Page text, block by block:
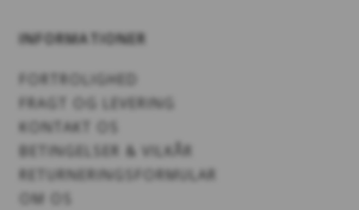
INFORMATIONER
FORTROLIGHED
FRAGT OG LEVERING
KONTAKT OS
BETINGELSER & VILKÅR
RETURNERINGSFORMULAR
OM OS